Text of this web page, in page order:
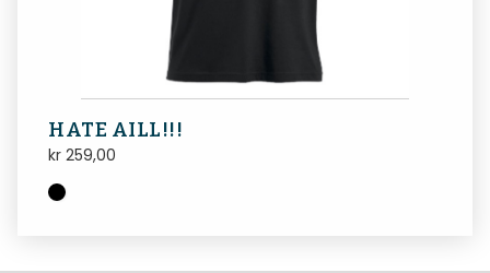
HATE AILL!!!
kr 259,00